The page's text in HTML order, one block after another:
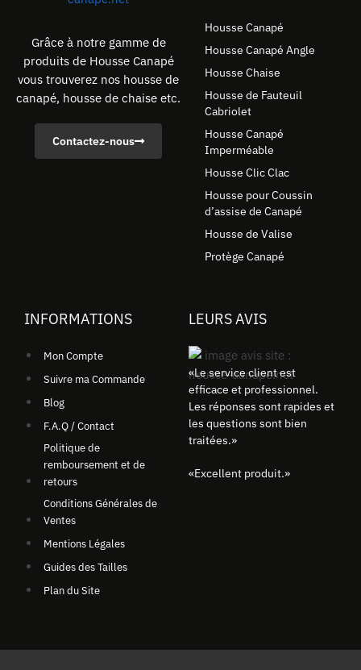
Grâce à notre gamme de
produits de Housse Canapé
vous trouverez nos housse de
canapé, housse de chaise etc.
Contactez-nous
Housse Canapé
Housse Canapé Angle
Housse Chaise
Housse de Fauteuil
Cabriolet
Housse Canapé
Imperméable
Housse Clic Clac
Housse pour Coussin
d’assise de Canapé
Housse de Valise
Protège Canapé
INFORMATIONS
Mon Compte
Suivre ma Commande
Blog
F.A.Q / Contact
Politique de
remboursement et de
retours
Conditions Générales de
Ventes
Mentions Légales
Guides des Tailles
Plan du Site
LEURS AVIS
«Le service client est
efficace et professionnel.
Les réponses sont rapides et
les questions sont bien
traitées.»
«Excellent produit.»